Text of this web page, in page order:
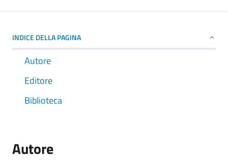
INDICE DELLA PAGINA
Autore
Editore
Biblioteca
Autore